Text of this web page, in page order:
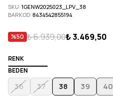
SKU:1GENW2025023_LPV_38
BARKOD: 8434542855194
%50 ₺ 6.939,00₺ 3.469,50
RENK
BEDEN
36 37 38 39 40